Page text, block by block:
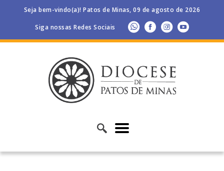
Seja bem-vindo(a)! Patos de Minas, 09 de agosto de 2026
Siga nossas Redes Sociais